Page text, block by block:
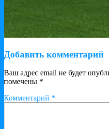
Добавить комментарий
Ваш адрес email не будет
помечены *
Комментарий *